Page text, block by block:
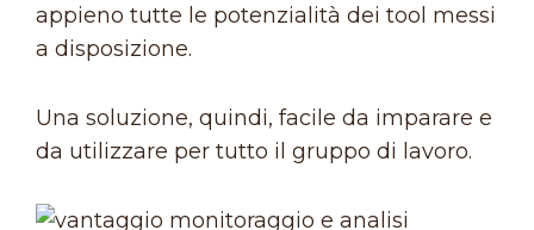
appieno tutte le potenzialità dei tool messi
a disposizione.
Una soluzione, quindi, facile da imparare e
da utilizzare per tutto il gruppo di lavoro.